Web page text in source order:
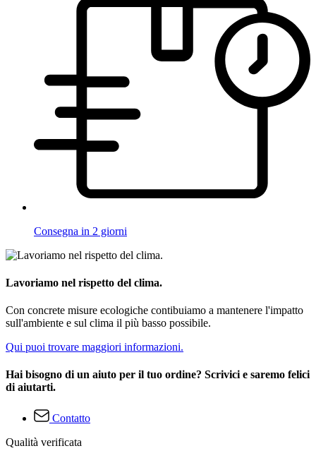
Consegna in 2 giorni
Lavoriamo nel rispetto del clima.
Con concrete misure ecologiche contibuiamo a mantenere l'impatto
sull'ambiente e sul clima il più basso possibile.
Qui puoi trovare maggiori informazioni.
Hai bisogno di un aiuto per il tuo ordine? Scrivici e saremo felici
di aiutarti.
Contatto
Qualità verificata